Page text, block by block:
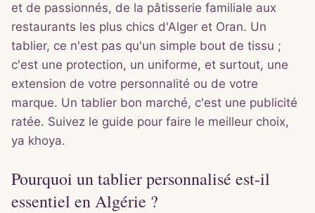
et de passionnés, de la pâtisserie familiale aux
restaurants les plus chics d'Alger et Oran. Un
tablier, ce n'est pas qu'un simple bout de tissu ;
c'est une protection, un uniforme, et surtout, une
extension de votre personnalité ou de votre
marque. Un tablier bon marché, c'est une publicité
ratée. Suivez le guide pour faire le meilleur choix,
ya khoya.
Pourquoi un tablier personnalisé est-il
essentiel en Algérie ?